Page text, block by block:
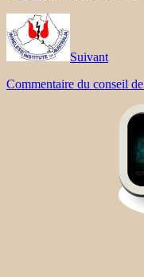
Suivant
Commentaire du conseil